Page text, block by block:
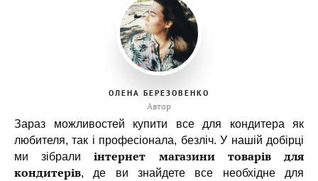
ОЛЕНА БЕРЕЗОВЕНКО
Автор
Зараз можливостей купити все для кондитера як
любителя, так і професіонала, безліч. У нашій добірці
ми зібралиінтернет магазини товарів для
кондитерів, де ви знайдете все необхідне для